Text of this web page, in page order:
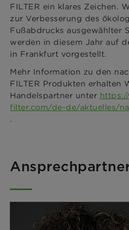
FILTER ein klares Zeichen.
zur Verbesserung des
Fußabdrucks ausgewählter
werden in diesem Jahr auf
in Frankfurt vorgestellt.
Mehr Information zu den
FILTER Produkten erhalten
Handelspartner unter
filter.com/de-de/aktuelles/
.